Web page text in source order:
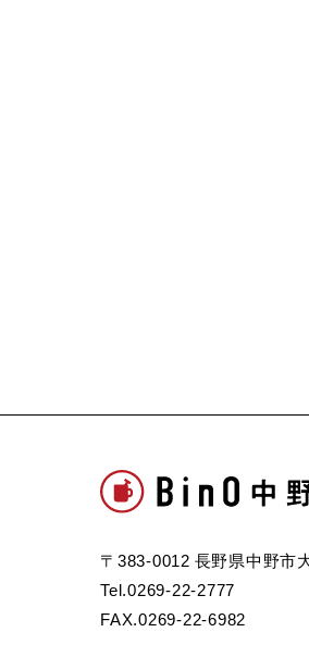
〒383-0012 長野県中野市
Tel.0269-22-2777
FAX.0269-22-6982